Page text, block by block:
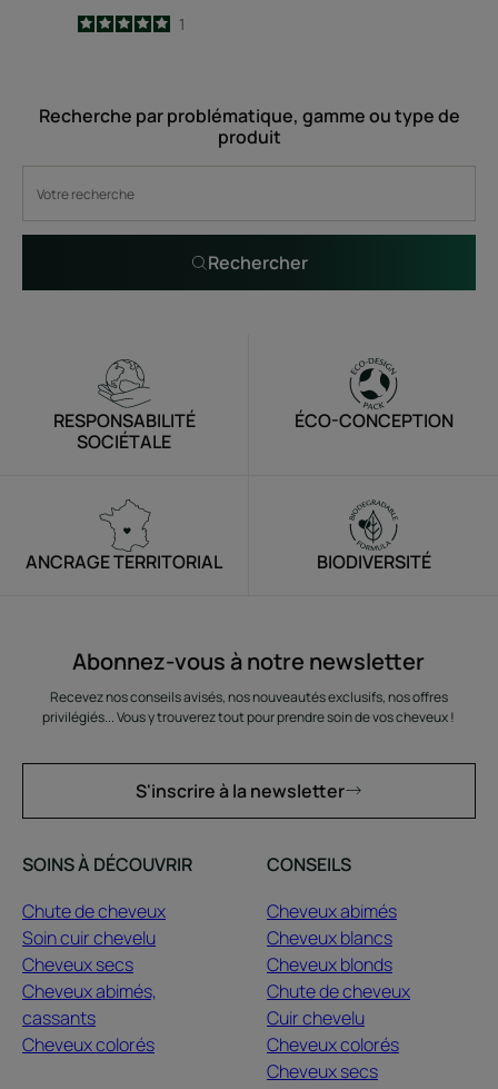
5/51
Recherche par problématique, gamme ou type de
produit
Rechercher
RESPONSABILITÉ
SOCIÉTALE
ÉCO-CONCEPTION
ANCRAGE TERRITORIAL BIODIVERSITÉ
Abonnez-vous à notre newsletter
Recevez nos conseils avisés, nos nouveautés exclusifs, nos offres
privilégiés... Vous y trouverez tout pour prendre soin de vos cheveux !
S'inscrire à la newsletter
SOINS À DÉCOUVRIR
Chute de cheveux
Soin cuir chevelu
Cheveux secs
Cheveux abimés,
cassants
Cheveux colorés
CONSEILS
Cheveux abimés
Cheveux blancs
Cheveux blonds
Chute de cheveux
Cuir chevelu
Cheveux colorés
Cheveux secs